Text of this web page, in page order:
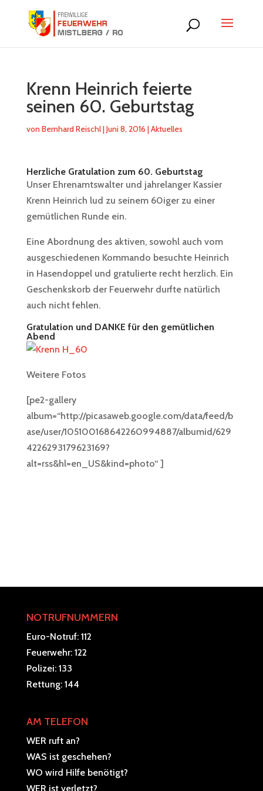
Krenn Heinrich feierte
seinen 60. Geburtstag
vonBernhard Reischl|Juni 8, 2016 |Aktuelles
Herzliche Gratulation zum 60. Geburtstag
Unser Ehrenamtswalter und jahrelanger Kassier
Krenn Heinrich lud zu seinem 60iger zu einer
gemütlichen Runde ein.
Eine Abordnung des aktiven, sowohl auch vom
ausgeschiedenen Kommando besuchte Heinrich
in Hasendoppel und gratulierte recht herzlich. Ein
Geschenkskorb der Feuerwehr durfte natürlich
auch nicht fehlen.
Gratulation und DANKE für den gemütlichen
Abend
Weitere Fotos
[pe2-gallery
album=“http://picasaweb.google.com/data/feed/b
ase/user/105100168642260994887/albumid/629
4226293179623169?
alt=rss&hl=en_US&kind=photo“ ]
NOTRUFNUMMERN
Euro-Notruf: 112
Feuerwehr: 122
Polizei: 133
Rettung: 144
AM TELEFON
WER ruft an?
WAS ist geschehen?
WO wird Hilfe benötigt?
WER ist verletzt?